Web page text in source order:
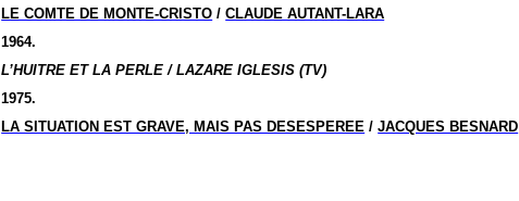
LE COMTE DE MONTE-CRISTO /CLAUDE AUTANT-LARA
1964.
L’HUITRE ET LA PERLE / LAZARE IGLESIS (TV)
1975.
LA SITUATION EST GRAVE, MAIS PAS DESESPEREE /JACQUES BESNARD